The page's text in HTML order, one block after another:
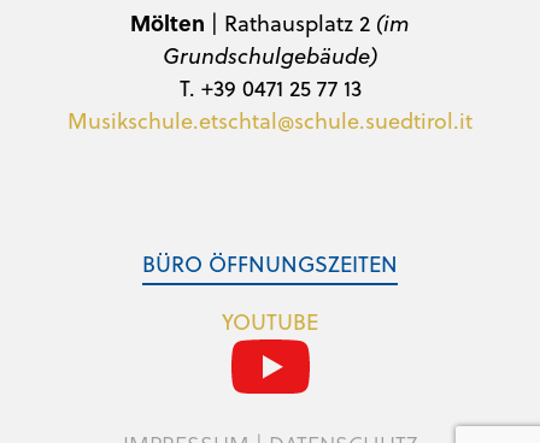
Mölten | Rathausplatz 2 (im
Grundschulgebäude)
T. +39 0471 25 77 13
Musikschule.etschtal@schule.suedtirol.it
BÜRO ÖFFNUNGSZEITEN
YOUTUBE